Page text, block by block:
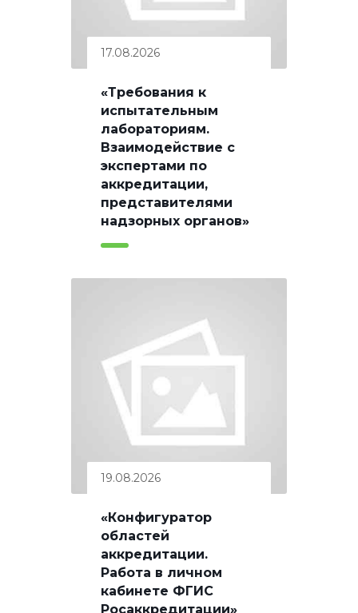
17.08.2026
«Требования к
испытательным
лабораториям.
Взаимодействие с
экспертами по
аккредитации,
представителями
надзорных органов»
19.08.2026
«Конфигуратор
областей
аккредитации.
Работа в личном
кабинете ФГИС
Росаккредитации»